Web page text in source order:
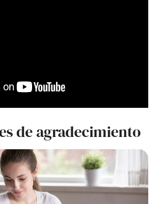
de agradecimiento